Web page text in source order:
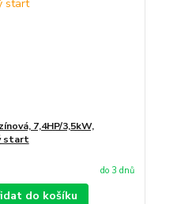
7,4HP/3,5kW,
start
do 3 dnů
do košíku